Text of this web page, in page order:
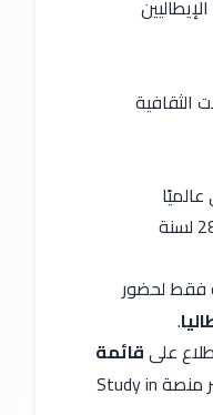
الثقافية
(وفقًا للقانون الإيطالي رقم 288 لسنة
فقط لحضور
.
علىقائمة
عبر منصة Study in